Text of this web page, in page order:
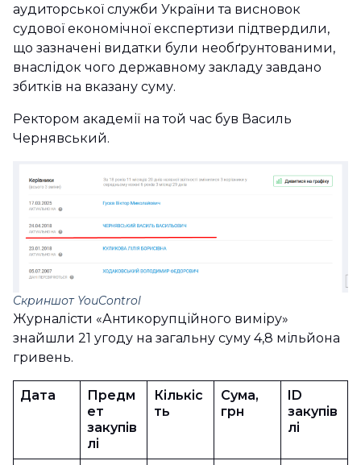
аудиторської служби України та висновок
судової економічної експертизи підтвердили,
що зазначені видатки були необґрунтованими,
внаслідок чого державному закладу завдано
збитків на вказану суму.
Ректором академії на той час був Василь
Чернявський.
Скриншот YouControl
Журналісти «Антикорупційного виміру»
знайшли 21 угоду на загальну суму 4,8 мільйона
гривень.
Дата
Предм
ет
закупів
лі
Кількіс
ть
Сума,
грн
ID
закупів
лі